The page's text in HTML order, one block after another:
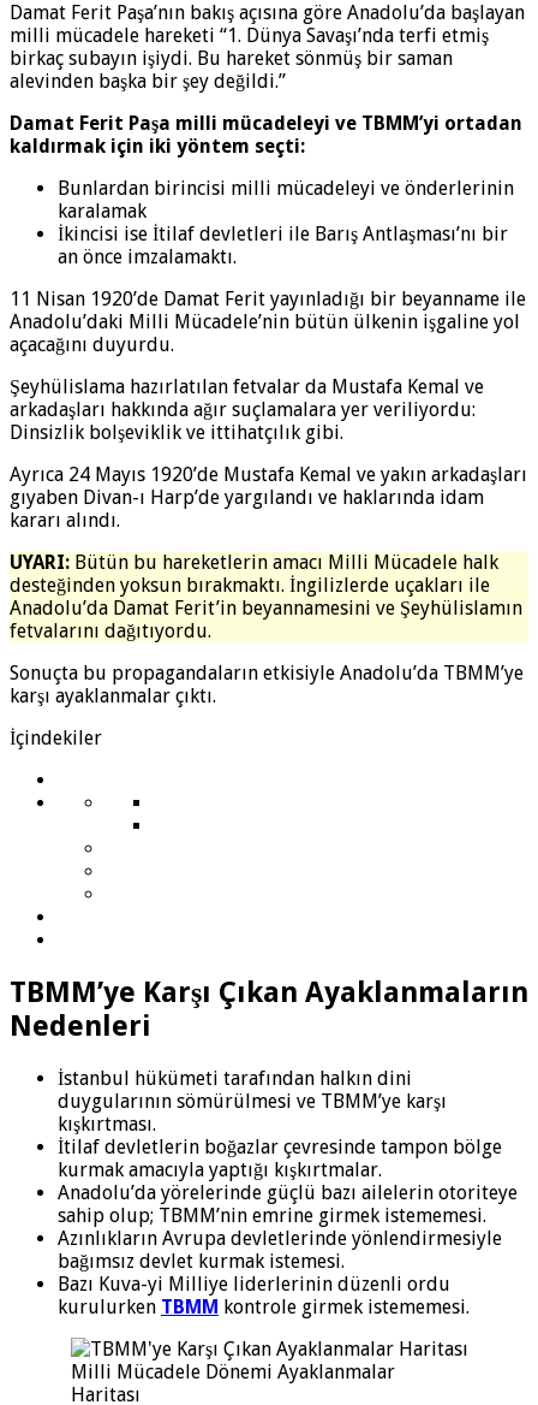
Damat Ferit Paşa’nın bakış açısına göre Anadolu’da başlayan
milli mücadele hareketi “1. Dünya Savaşı’nda terfi etmiş
birkaç subayın işiydi. Bu hareket sönmüş bir saman
alevinden başka bir şey değildi.”
Damat Ferit Paşa milli mücadeleyi ve TBMM’yi ortadan
kaldırmak için iki yöntem seçti:
Bunlardan birincisi milli mücadeleyi ve önderlerinin
karalamak
İkincisi ise İtilaf devletleri ile Barış Antlaşması’nı bir
an önce imzalamaktı.
11 Nisan 1920’de Damat Ferit yayınladığı bir beyanname ile
Anadolu’daki Milli Mücadele’nin bütün ülkenin işgaline yol
açacağını duyurdu.
Şeyhülislama hazırlatılan fetvalar da Mustafa Kemal ve
arkadaşları hakkında ağır suçlamalara yer veriliyordu:
Dinsizlik bolşeviklik ve ittihatçılık gibi.
Ayrıca 24 Mayıs 1920’de Mustafa Kemal ve yakın arkadaşları
gıyaben Divan-ı Harp’de yargılandı ve haklarında idam
kararı alındı.
UYARI: Bütün bu hareketlerin amacı Milli Mücadele halk
desteğinden yoksun bırakmaktı. İngilizlerde uçakları ile
Anadolu’da Damat Ferit’in beyannamesini ve Şeyhülislamın
fetvalarını dağıtıyordu.
Sonuçta bu propagandaların etkisiyle Anadolu’da TBMM’ye
karşı ayaklanmalar çıktı.
İçindekiler
TBMM’ye Karşı Çıkan Ayaklanmaların
Nedenleri
İstanbul hükümeti tarafından halkın dini
duygularının sömürülmesi ve TBMM’ye karşı
kışkırtması.
İtilaf devletlerin boğazlar çevresinde tampon bölge
kurmak amacıyla yaptığı kışkırtmalar.
Anadolu’da yörelerinde güçlü bazı ailelerin otoriteye
sahip olup; TBMM’nin emrine girmek istememesi.
Azınlıkların Avrupa devletlerinde yönlendirmesiyle
bağımsız devlet kurmak istemesi.
Bazı Kuva-yi Milliye liderlerinin düzenli ordu
kurulurken TBMM kontrole girmek istememesi.
Milli Mücadele Dönemi Ayaklanmalar
Haritası